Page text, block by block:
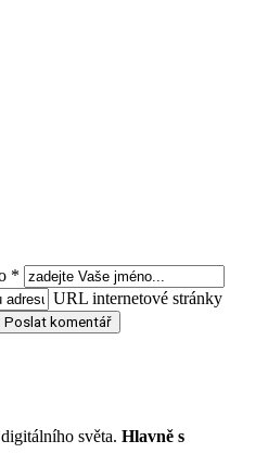
*
URL internetové stránky
světa. Hlavně s